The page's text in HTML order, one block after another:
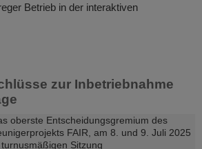
Betrieb in der interaktiven
zur Inbetriebnahme